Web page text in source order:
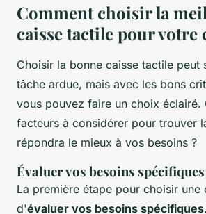
Comment choisir la
caisse tactile pour votre
Choisir la bonne caisse tactile peut
tâche ardue, mais avec les bons
vous pouvez faire un choix éclairé.
facteurs à considérer pour trouver
répondra le mieux à vos besoins ?
Évaluer vos besoins spécifiques
La première étape pour choisir une
d'évaluer vos besoins spécifiques